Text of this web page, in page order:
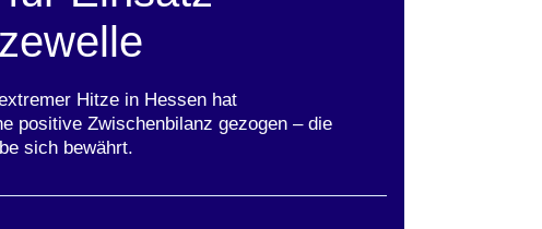
Hitze in Hessen hat
positive Zwischenbilanz gezogen – die
sich bewährt.